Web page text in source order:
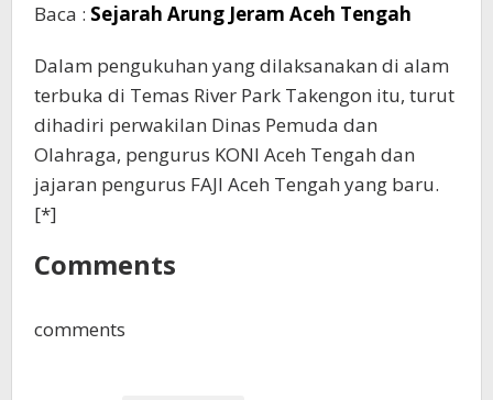
Baca : Sejarah Arung Jeram Aceh Tengah
Dalam pengukuhan yang dilaksanakan di alam
terbuka di Temas River Park Takengon itu, turut
dihadiri perwakilan Dinas Pemuda dan
Olahraga, pengurus KONI Aceh Tengah dan
jajaran pengurus FAJI Aceh Tengah yang baru.
[*]
Comments
comments